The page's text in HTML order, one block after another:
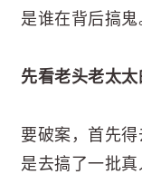
是谁在背后搞鬼
先看老头老太
要破案，首先
是去搞了一批真